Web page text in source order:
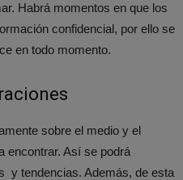
Habrá momentos en que los
confidencial, por ello se
en todo momento.
sobre el medio y el
encontrar. Así se podrá
y tendencias. Además, de esta